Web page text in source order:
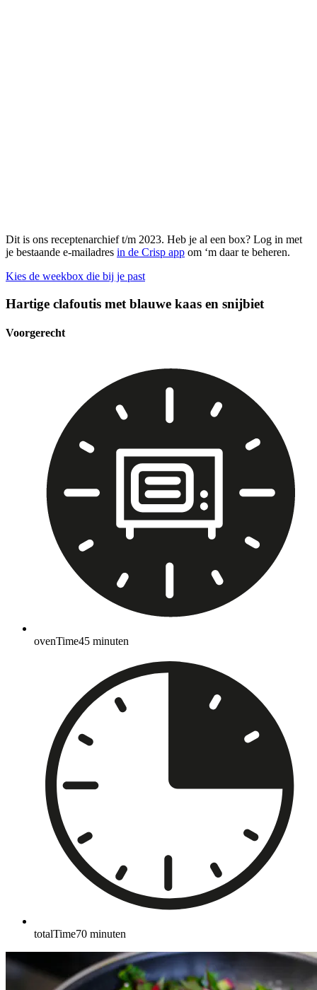
Dit is ons receptenarchief t/m 2023. Heb je al een box? Log in met
je bestaande e-mailadres in de Crisp app om ‘m daar te beheren.
Kies de weekbox die bij je past
Hartige clafoutis met blauwe kaas en snijbiet
Voorgerecht
ovenTime45 minuten
totalTime70 minuten